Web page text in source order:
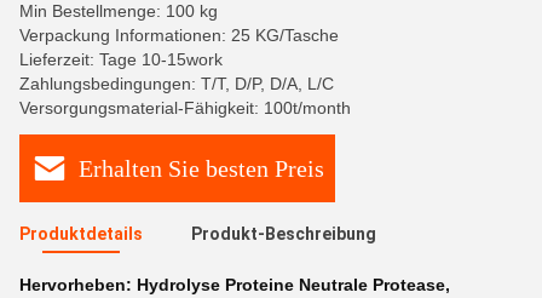
Min Bestellmenge: 100 kg
Verpackung Informationen: 25 KG/Tasche
Lieferzeit: Tage 10-15work
Zahlungsbedingungen: T/T, D/P, D/A, L/C
Versorgungsmaterial-Fähigkeit: 100t/month
Erhalten Sie besten Preis
Produktdetails Produkt-Beschreibung
Hervorheben: Hydrolyse Proteine Neutrale Protease,